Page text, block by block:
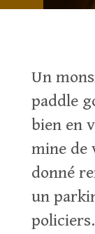
Un
paddle
bien en
mine de
donné
un